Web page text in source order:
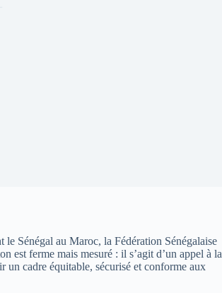
Sénégal au Maroc, la Fédération Sénégalaise
est ferme mais mesuré : il s’agit d’un appel à la
cadre équitable, sécurisé et conforme aux